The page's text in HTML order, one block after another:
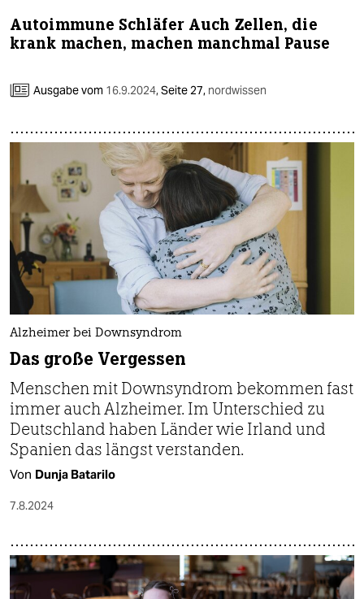
Autoimmune Schläfer Auch Zellen, die
krank machen, machen manchmal Pause
Ausgabe vom 16.9.2024,Seite 27, nordwissen
Alzheimer bei Downsyndrom
Das große Vergessen
Menschen mit Downsyndrom bekommen fast
immer auch Alzheimer. Im Unterschied zu
Deutschland haben Länder wie Irland und
Spanien das längst verstanden.
Von Dunja Batarilo
7.8.2024